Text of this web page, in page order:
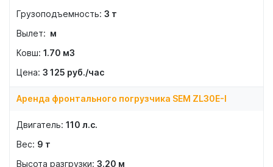
3 т
м
1.70 м3
3 125 руб./час
Аренда фронтального погрузчика SEM ZL30E-I
110 л.с.
9 т
3.20 м